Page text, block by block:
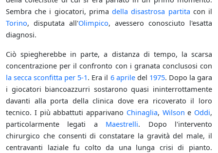
Sembra che i giocatori, primadella disastrosa partita con il
Torino, disputata all'Olimpico, avessero conosciuto l'esatta
diagnosi.
Ciò spiegherebbe in parte, a distanza di tempo, la scarsa
concentrazione per il confronto con i granata conclusosi con
la secca sconfitta per 5-1. Era il 6 apriledel 1975. Dopo la gara
i giocatori biancoazzurri sostarono quasi ininterrottamente
davanti alla porta della clinica dove era ricoverato il loro
tecnico. I più abbattuti apparivano Chinaglia, Wilson e Oddi,
particolarmente legati a Maestrelli. Dopo l'intervento
chirurgico che consenti di constatare la gravità del male, il
centravanti laziale fu colto da una lunga crisi di pianto.